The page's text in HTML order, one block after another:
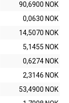
90,6900 NOK
0,0630 NOK
14,5070 NOK
5,1455 NOK
0,6274 NOK
2,3146 NOK
53,4900 NOK